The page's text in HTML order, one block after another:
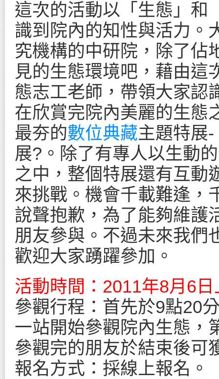
這次的活動以「生態」和
識到院內的知性與活力。
究機構的中研院，除了佔
見的生態環境吧，藉由這
態志工老師，帶領大家認
在欣賞完院內美麗的生態
最夯的數位典藏主題特展-
展?。除了有專人以生動
之中，整個特展還有互動
來挑戰。機會千載難逢，
說聲抱歉，為了能夠維護
朋友參與。不過未來我們
歡迎大家踴躍參加。
活動時間：2011年8月6
參觀行程：首先於9點20
一站開始參觀院內生態，
參觀完的朋友於結束後可
報名方式：採線上報名。